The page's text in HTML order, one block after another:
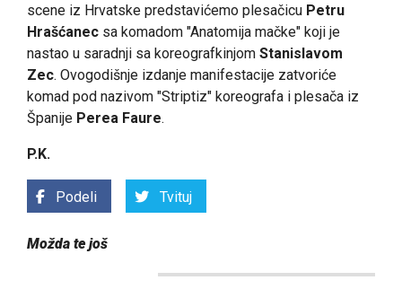
scene iz Hrvatske predstavićemo plesačicu Petru
Hrašćanec sa komadom "Anatomija mačke" koji je
nastao u saradnji sa koreografkinjom Stanislavom
Zec. Ovogodišnje izdanje manifestacije zatvoriće
komad pod nazivom "Striptiz" koreografa i plesača iz
Španije Perea Faure.
P.K.
Podeli Tvituj
Možda te još